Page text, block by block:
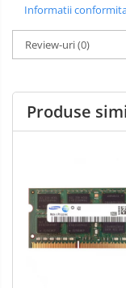
Informatii
Review-uri(0)
Produse